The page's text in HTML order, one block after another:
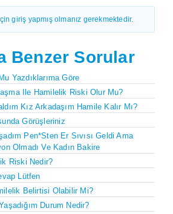
giriş yapmış olmanız gerekmektedir.
Benzer Sorular
Yazdıklarıma Göre
Ile Hamilelik Riski Olur Mu?
Kız Arkadaşım Hamile Kalır Mı?
Görüşleriniz
Pen*sten Er Sıvısı Geldi Ama
Olmadı Ve Kadın Bakire
Riski Nedir?
Lütfen
Belirtisi Olabilir Mi?
Durum Nedir?